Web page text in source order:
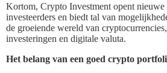
Kortom, Crypto Investment opent nieuwe
investeerders en biedt tal van
de groeiende wereld van
investeringen en digitale valuta.
Het belang van een goed crypto